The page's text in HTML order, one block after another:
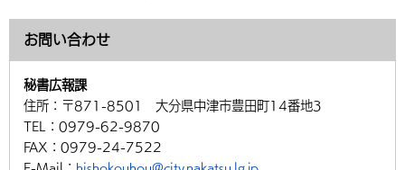
お問い合わせ
秘書広報課
住所： 〒871-8501 大分県中津市豊田町14番地3
TEL： 0979-62-9870
FAX： 0979-24-7522